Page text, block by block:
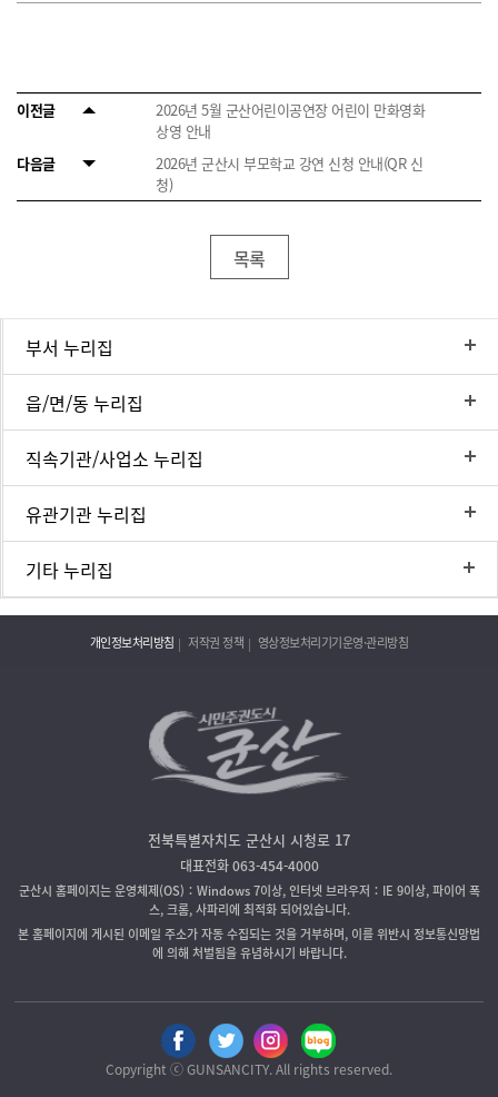
이전글
2026년 5월 군산어린이공연장 어린이 만화영화
상영 안내
다음글
2026년 군산시 부모학교 강연 신청 안내(QR 신
청)
목록
부서 누리집
읍/면/동 누리집
직속기관/사업소 누리집
유관기관 누리집
기타 누리집
개인정보처리방침 저작권 정책 영상정보처리기기운영·관리방침
전북특별자치도 군산시 시청로 17
대표전화 063-454-4000
군산시 홈페이지는 운영체제(OS)：Windows 7이상, 인터넷 브라우저：IE 9이상, 파이어 폭
스, 크롬, 사파리에 최적화 되어있습니다.
본 홈페이지에 게시된 이메일 주소가 자동 수집되는 것을 거부하며, 이를 위반시 정보통신망법
에 의해 처벌됨을 유념하시기 바랍니다.
Copyright ⓒ GUNSANCITY. All rights reserved.